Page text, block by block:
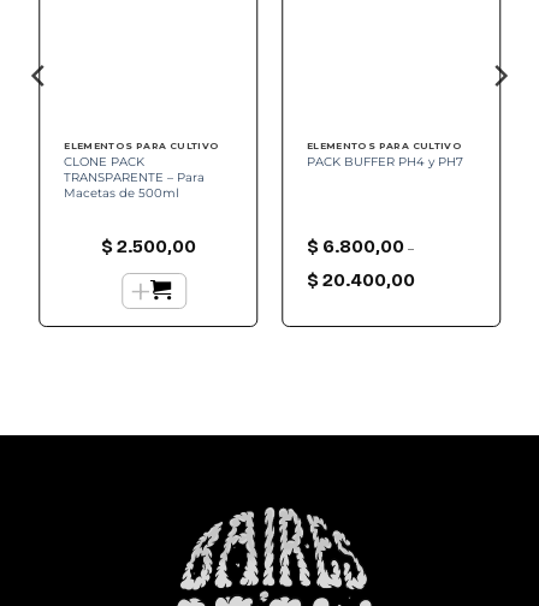
ELEMENTOS PARA CULTIVO
CLONE PACK
TRANSPARENTE – Para
Macetas de 500ml
$2.500,00
+
ELEMENTOS PARA CULTIVO
PACK BUFFER PH4 y PH7
$6.800,00 –
$20.400,00de
precios:
hasta